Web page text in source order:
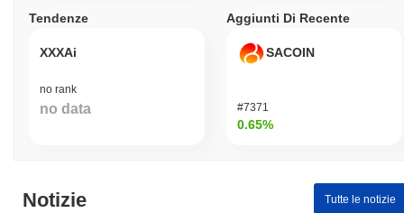
Tendenze
XXXAi
no rank
no data
Aggiunti Di Recente
SACOIN
#7371
0.65%
Notizie Tutte le notizie